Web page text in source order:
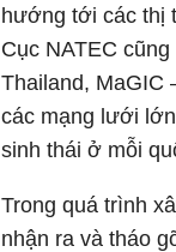
hướng tới các thị
Cục NATEC
Thailand, MaGIC
các mạng lưới
sinh thái ở mỗi
Trong quá trình
nhận ra và tháo